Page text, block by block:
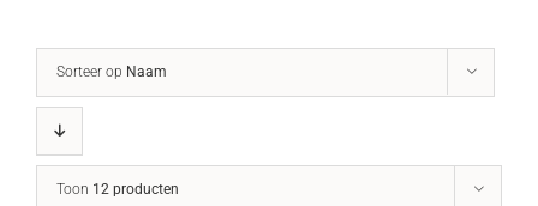
Sorteer op Naam
Toon 12 producten